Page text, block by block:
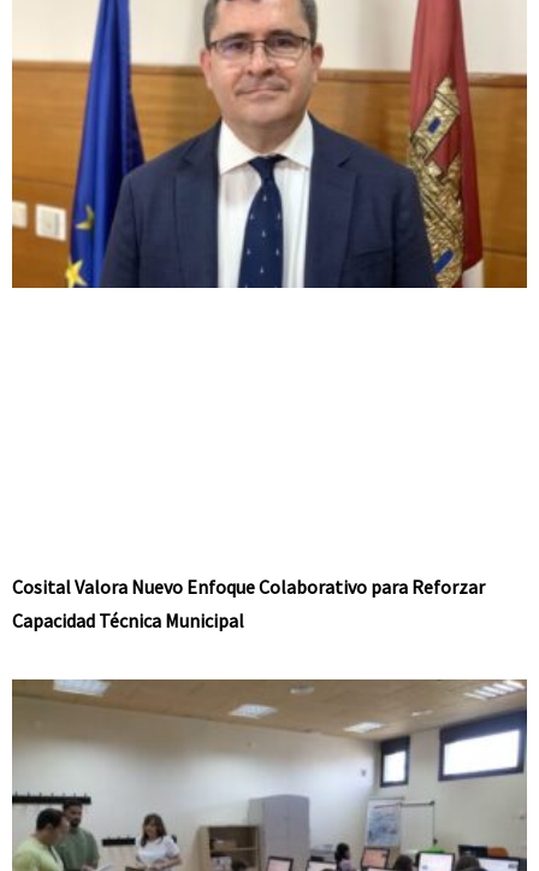
Cosital Valora Nuevo Enfoque Colaborativo para Reforzar
Capacidad Técnica Municipal